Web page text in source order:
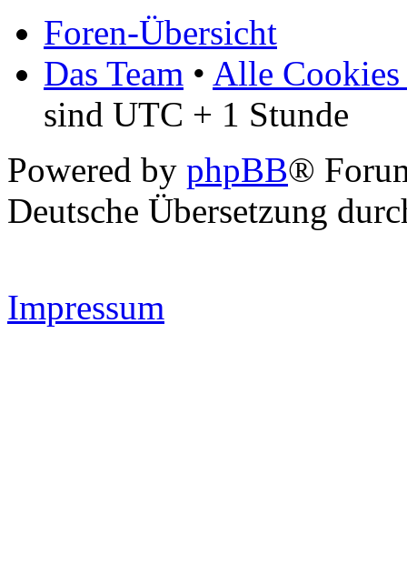
Foren-Übersicht
Das Team • Alle Cookies
sind UTC + 1 Stunde
Powered by phpBB®
Deutsche Übersetzung
Impressum